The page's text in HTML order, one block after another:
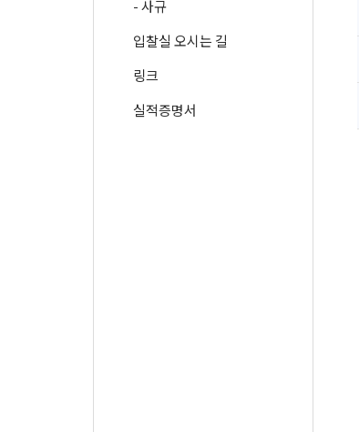
- 사규
입찰실 오시는 길
링크
실적증명서